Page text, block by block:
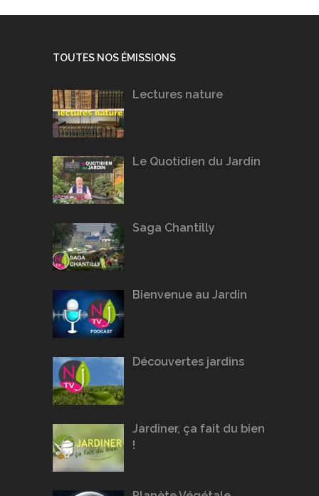
TOUTES NOS ÉMISSIONS
Lectures nature
Le Quotidien du Jardin
Saga Chantilly
Bienvenue au Jardin
Découvertes jardins
Jardiner, ça fait du bien
!